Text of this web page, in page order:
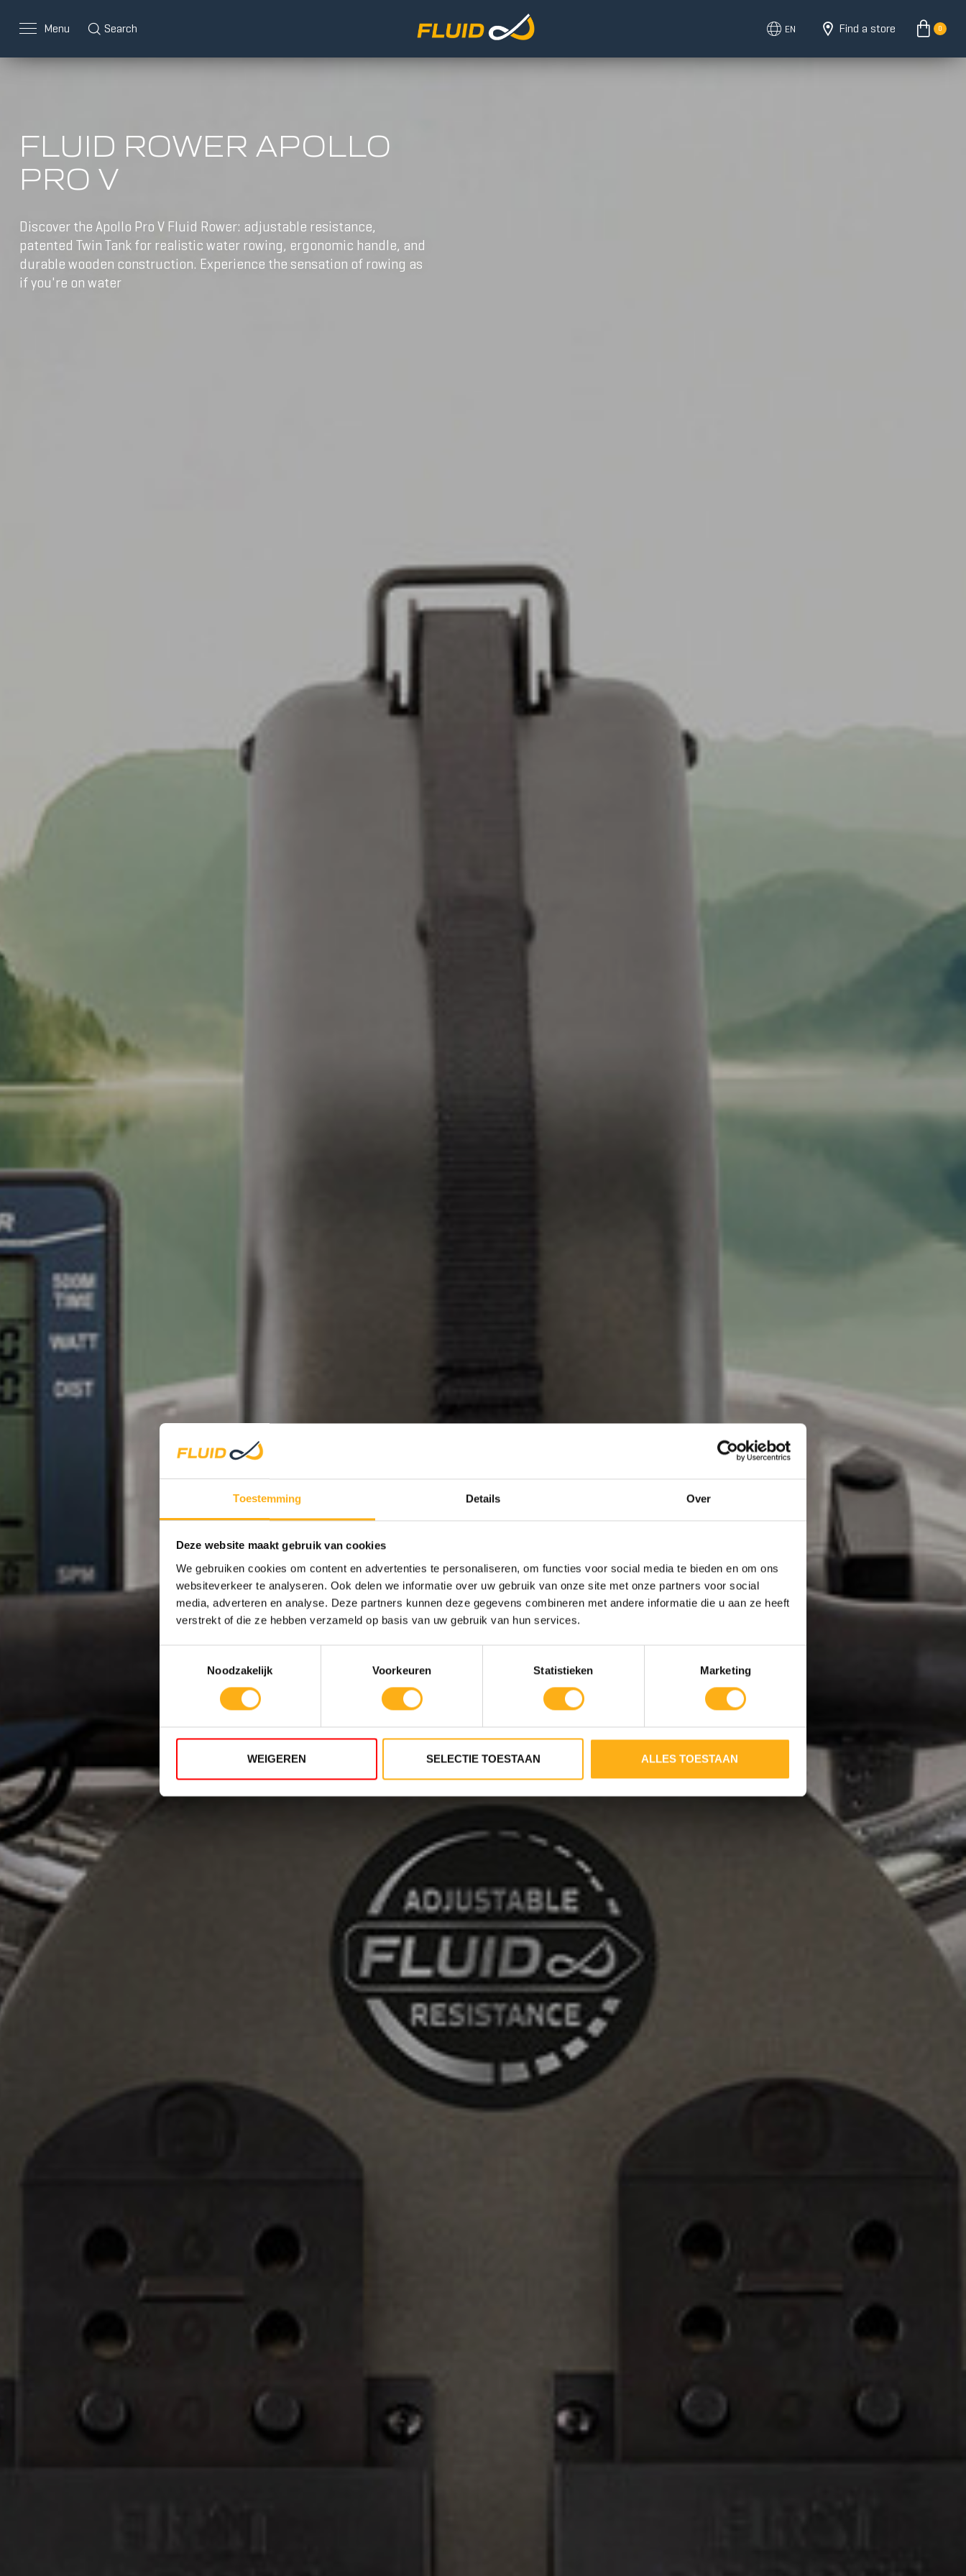
Toestemming Details Over
Deze website maakt gebruik van cookies
We gebruiken cookies om content en advertenties te personaliseren, om functies voor social media te bieden en om ons
websiteverkeer te analyseren. Ook delen we informatie over uw gebruik van onze site met onze partners voor social
media, adverteren en analyse. Deze partners kunnen deze gegevens combineren met andere informatie die u aan ze heeft
verstrekt of die ze hebben verzameld op basis van uw gebruik van hun services.
Noodzakelijk
Voorkeuren Statistieken Marketing
WEIGEREN SELECTIE TOESTAAN ALLES TOESTAAN
WOOD/STEEL
STEEL STEEL/ALUMINIUM
4 RESISTANCE LEVELS
TWIN TANK
5 RESISTANCE LEVELS
10 RESISTANCE
Menu Search EN Find a store 0
FLUID ROWER APOLLO
PRO V
Discover the Apollo Pro V Fluid Rower: adjustable resistance,
patented Twin Tank for realistic water rowing, ergonomic handle, and
durable wooden construction. Experience the sensation of rowing as
if you're on water